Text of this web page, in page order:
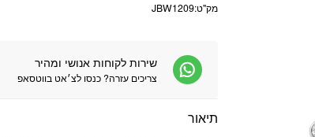
מק"ט:JBW1209
שירות לקוחות אנושי ומהיר
צריכים עזרה? כנסו לצ׳אט בווטסאפ
תיאור